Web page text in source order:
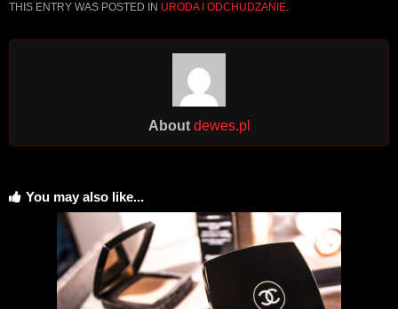
THIS ENTRY WAS POSTED IN URODA I ODCHUDZANIE
About dewes.pl
You may also like...